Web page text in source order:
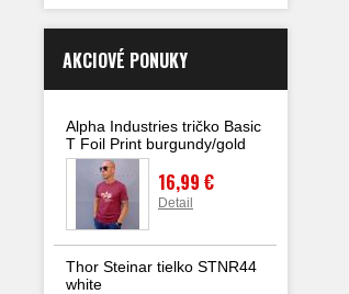
AKCIOVÉ PONUKY
Alpha Industries tričko Basic
T Foil Print burgundy/gold
16,99 €
Detail
Thor Steinar tielko STNR44
white